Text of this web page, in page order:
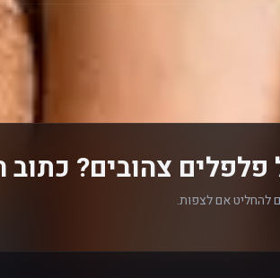
צהובים? כתוב
להחליט אם לצפות.